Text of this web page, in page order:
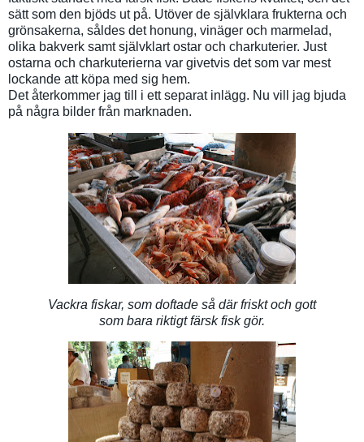
sätt som den bjöds ut på. Utöver de självklara frukterna och
grönsakerna, såldes det honung, vinäger och marmelad,
olika bakverk samt självklart ostar och charkuterier. Just
ostarna och charkuterierna var givetvis det som var mest
lockande att köpa med sig hem.
Det återkommer jag till i ett separat inlägg. Nu vill jag bjuda
på några bilder från marknaden.
Vackra fiskar, som doftade så där friskt och gott
som bara riktigt färsk fisk gör.